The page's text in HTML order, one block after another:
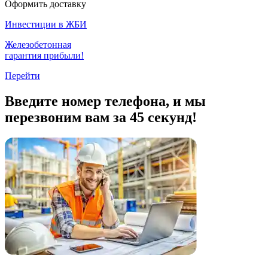
Оформить доставку
Инвестиции в ЖБИ
Железобетонная
гарантия прибыли!
Перейти
Введите номер телефона, и мы
перезвоним вам за 45 секунд!